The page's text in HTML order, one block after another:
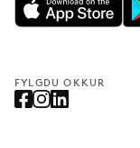
FYLGDU OKKUR